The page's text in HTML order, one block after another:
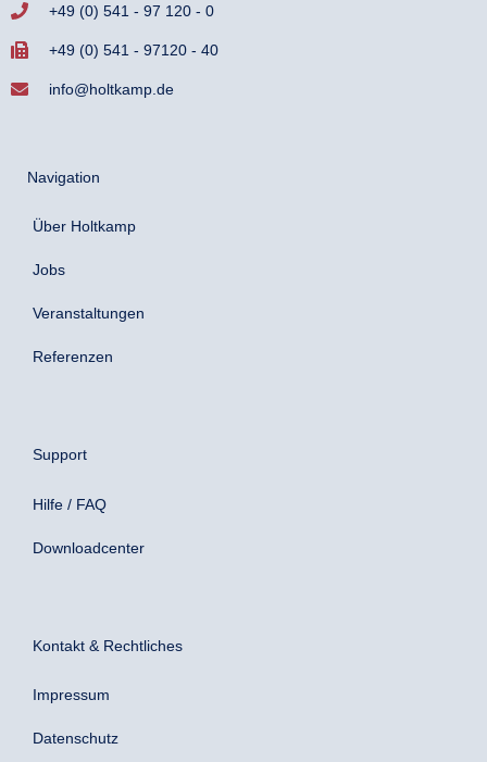
+49 (0) 541 - 97 120 - 0
+49 (0) 541 - 97120 - 40
info@holtkamp.de
Navigation
Über Holtkamp
Jobs
Veranstaltungen
Referenzen
Support
Hilfe / FAQ
Downloadcenter
Kontakt & Rechtliches
Impressum
Datenschutz